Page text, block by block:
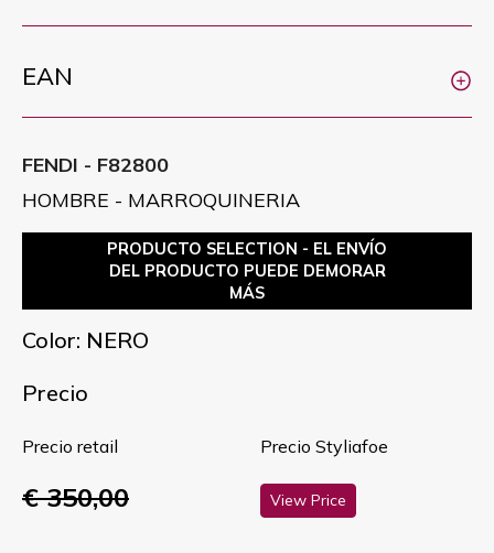
EAN
FENDI - F82800
HOMBRE - MARROQUINERIA
PRODUCTO SELECTION - EL ENVÍO
DEL PRODUCTO PUEDE DEMORAR
MÁS
Color: NERO
Precio
Precio retail
€ 350,00
Precio Styliafoe
View Price